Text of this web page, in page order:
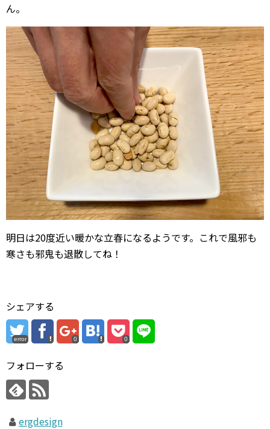
ん。
明日は20度近い暖かな立春になるようです。これで風邪も
寒さも邪鬼も退散してね！
シェアする
error 0 0
フォローする
ergdesign